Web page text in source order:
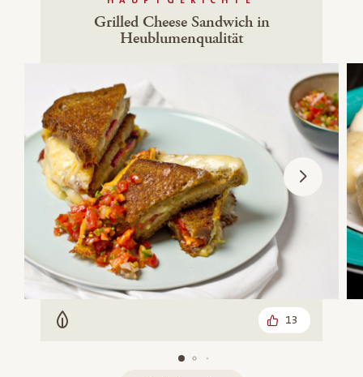
Grilled Cheese Sandwich in
Heublumenqualität
Vegetarisch 13